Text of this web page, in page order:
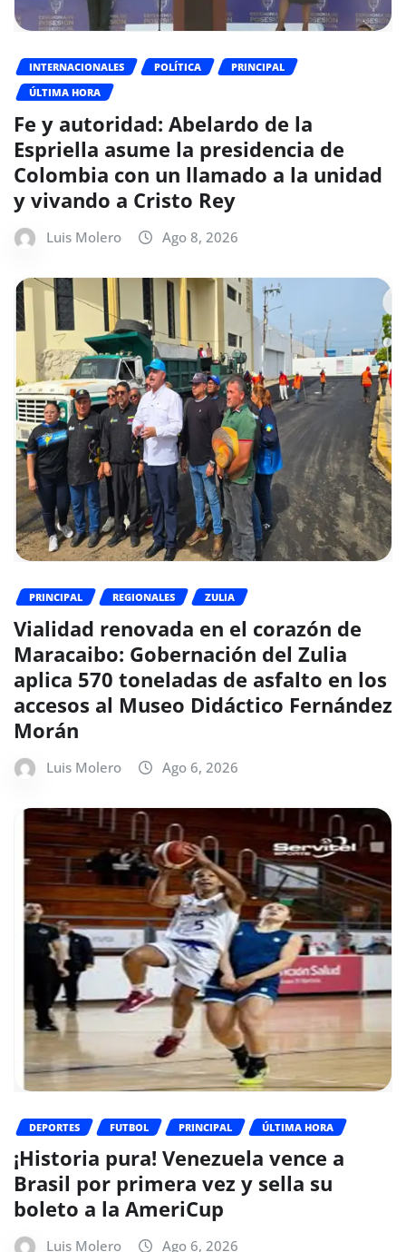
INTERNACIONALES POLÍTICA
PRINCIPAL
ÚLTIMA HORA
Fe y autoridad: Abelardo de la
Espriella asume la presidencia de
Colombia con un llamado a la unidad
y vivando a Cristo Rey
Luis Molero Ago 8, 2026
PRINCIPAL REGIONALES ZULIA
Vialidad renovada en el corazón de
Maracaibo: Gobernación del Zulia
aplica 570 toneladas de asfalto en los
accesos al Museo Didáctico Fernández
Morán
Luis Molero Ago 6, 2026
DEPORTES FUTBOL PRINCIPAL ÚLTIMA HORA
¡Historia pura! Venezuela vence a
Brasil por primera vez y sella su
boleto a la AmeriCup
Luis Molero Ago 6, 2026